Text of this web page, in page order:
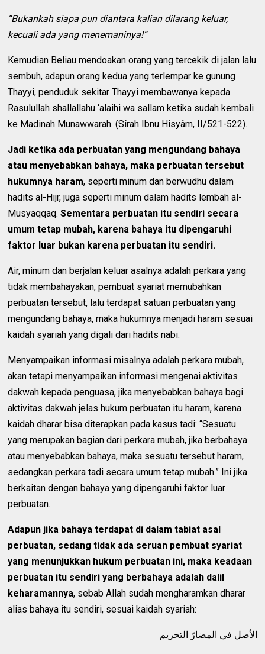
“Bukankah siapa pun diantara kalian dilarang keluar,
kecuali ada yang menemaninya!”
Kemudian Beliau mendoakan orang yang tercekik di jalan lalu
sembuh, adapun orang kedua yang terlempar ke gunung
Thayyi, penduduk sekitar Thayyi membawanya kepada
Rasulullah shallallahu ‘alaihi wa sallam ketika sudah kembali
ke Madinah Munawwarah. (Sîrah Ibnu Hisyâm, II/521-522).
Jadi ketika ada perbuatan yang mengundang bahaya
atau menyebabkan bahaya, maka perbuatan tersebut
hukumnya haram, seperti minum dan berwudhu dalam
hadits al-Hijr, juga seperti minum dalam hadits lembah al-
Musyaqqaq.Sementara perbuatan itu sendiri secara
umum tetap mubah, karena bahaya itu dipengaruhi
faktor luar bukan karena perbuatan itu sendiri.
Air, minum dan berjalan keluar asalnya adalah perkara yang
tidak membahayakan, pembuat syariat memubahkan
perbuatan tersebut, lalu terdapat satuan perbuatan yang
mengundang bahaya, maka hukumnya menjadi haram sesuai
kaidah syariah yang digali dari hadits nabi.
Menyampaikan informasi misalnya adalah perkara mubah,
akan tetapi menyampaikan informasi mengenai aktivitas
dakwah kepada penguasa, jika menyebabkan bahaya bagi
aktivitas dakwah jelas hukum perbuatan itu haram, karena
kaidah dharar bisa diterapkan pada kasus tadi: “Sesuatu
yang merupakan bagian dari perkara mubah, jika berbahaya
atau menyebabkan bahaya, maka sesuatu tersebut haram,
sedangkan perkara tadi secara umum tetap mubah.” Ini jika
berkaitan dengan bahaya yang dipengaruhi faktor luar
perbuatan.
Adapun jika bahaya terdapat di dalam tabiat asal
perbuatan, sedang tidak ada seruan pembuat syariat
yang menunjukkan hukum perbuatan ini, maka keadaan
perbuatan itu sendiri yang berbahaya adalah dalil
keharamannya, sebab Allah sudah mengharamkan dharar
alias bahaya itu sendiri, sesuai kaidah syariah:
الأصل في المضارّ التحريم